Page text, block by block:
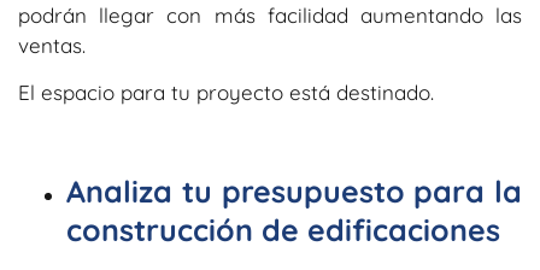
podrán llegar con más facilidad aumentando las
ventas.
El espacio para tu proyecto está destinado.
Analiza tu presupuesto para la
construcción de edificaciones